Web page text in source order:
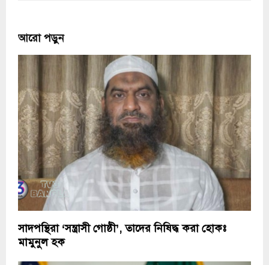
আরো পড়ুন
সাদপন্থিরা ‘সন্ত্রাসী গোষ্ঠী’, তাদের নিষিদ্ধ করা হোকঃ
মামুনুল হক